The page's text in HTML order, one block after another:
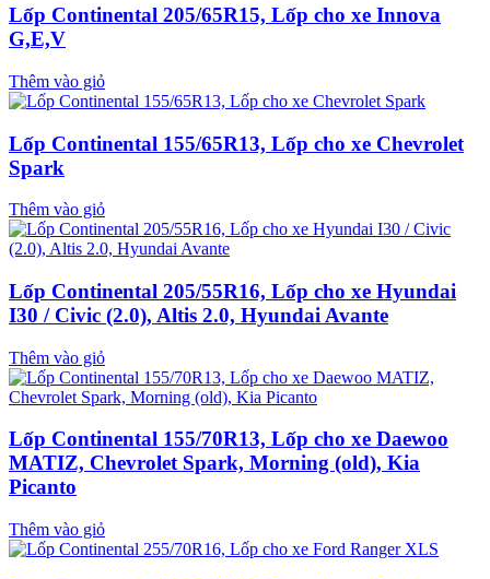
Lốp Continental 205/65R15, Lốp cho xe Innova
G,E,V
Thêm vào giỏ
Lốp Continental 155/65R13, Lốp cho xe Chevrolet
Spark
Thêm vào giỏ
Lốp Continental 205/55R16, Lốp cho xe Hyundai
I30 / Civic (2.0), Altis 2.0, Hyundai Avante
Thêm vào giỏ
Lốp Continental 155/70R13, Lốp cho xe Daewoo
MATIZ, Chevrolet Spark, Morning (old), Kia
Picanto
Thêm vào giỏ